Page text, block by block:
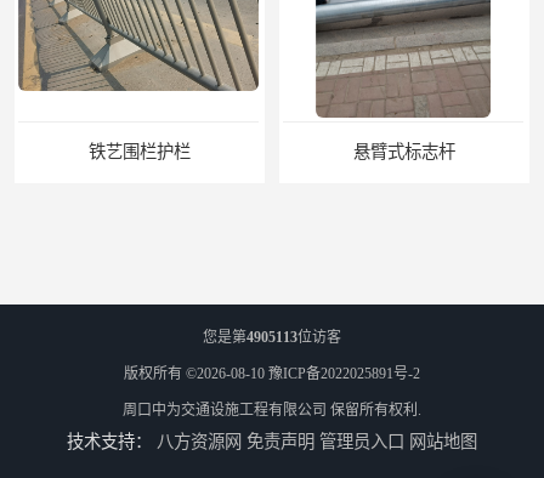
铁艺围栏护栏 悬臂式标志杆
您是第4905113位访客
版权所有 ©2026-08-10 豫ICP备2022025891号-2
周口中为交通设施工程有限公司 保留所有权利.
技术支持： 八方资源网 免责声明 管理员入口 网站地图